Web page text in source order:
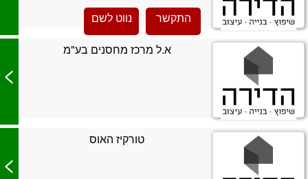
התקשר נווט לשם
א.ל מרכז מחסנים בע"מ
>
טורקיז האוס
>